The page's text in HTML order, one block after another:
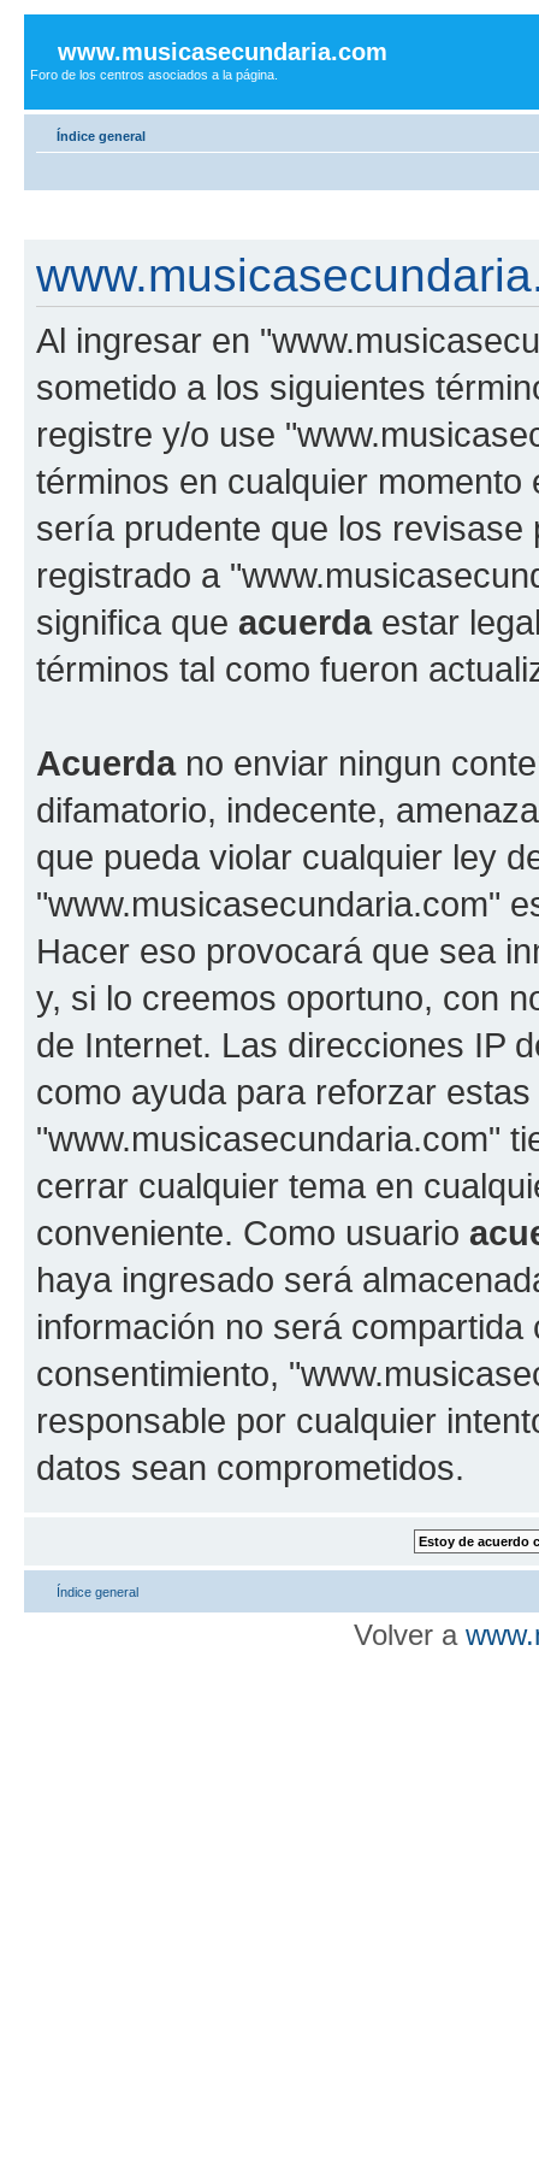
www.musicasecundaria.com
Foro de los centros asociados a la página.
Índice general
Al ingresar en
sometido a los siguientes
registre y/o use
términos en cualquier
sería prudente que los
registrado a
significa que acuerdaestar
términos tal como fueron
Acuerdano enviar ningun
difamatorio, indecente,
que pueda violar cualquier ley
"www.musicasecundaria.com"
Hacer eso provocará que sea
y, si lo creemos oportuno, con
de Internet. Las direcciones IP
como ayuda para reforzar
"www.musicasecundaria.com"
cerrar cualquier tema en
conveniente. Como usuario
haya ingresado será
información no será
consentimiento,
responsable por cualquier
datos sean comprometidos.
Índice general
Volver a